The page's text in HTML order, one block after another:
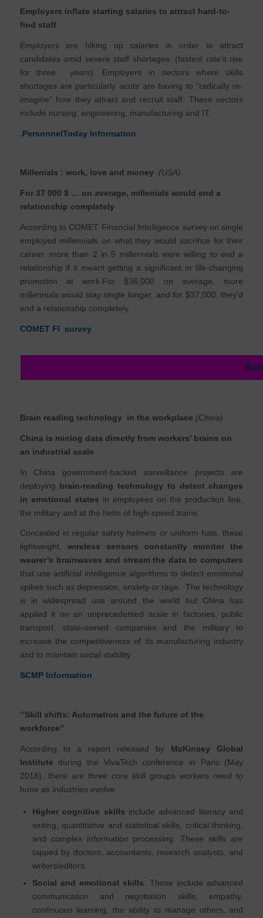
Employers inflate starting salaries to attract hard-to-
find staff
Employers are hiking up salaries in order to attract
candidates amid severe staff shortages. (fastest rate’s rise
for three years). Employers in sectors where skills
shortages are particularly acute are having to “radically re-
imagine” how they attract and recruit staff. These sectors
include nursing, engineering, manufacturing and IT.
.PersonnelToday Information
Millenials : work, love and money (USA)
For 37 000 $ … on average, millenials would end a
relationship completely
According to COMET Financial Intelligence survey on single
employed millennials on what they would sacrifice for their
career. more than 2 in 5 millennials were willing to end a
relationship if it meant getting a significant or life-changing
promotion at work.For $36,000 on average, more
millennials would stay single longer, and for $37,000, they’d
end a relationship completely
COMET FI survey
Brain reading technology in the workplace (China)
China is mining data directly from workers’ brains on
an industrial scale
In China government-backed surveillance projects are
deploying brain-reading technology to detect changes
in emotional states in employees on the production line,
the military and at the helm of high-speed trains.
Concealed in regular safety helmets or uniform hats, these
lightweight, wireless sensors constantly monitor the
wearer’s brainwaves and stream the data to computers
that use artificial intelligence algorithms to detect emotional
spikes such as depression, anxiety or rage. The technology
is in widespread use around the world but China has
applied it on an unprecedented scale in factories, public
transport, state-owned companies and the military to
increase the competitiveness of its manufacturing industry
and to maintain social stability.
SCMP Information
‘’Skill shifts: Automation and the future of the
workforce’’
According to a report released by McKinsey Global
Institute during the VivaTech conference in Paris (May
2018), there are three core skill groups workers need to
hone as industries evolve.
Higher cognitive skills include advanced literacy and
writing, quantitative and statistical skills, critical thinking,
and complex information processing. These skills are
tapped by doctors, accountants, research analysts, and
writers/editors.
Social and emotional skills . These include advanced
communication and negotiation skills, empathy,
continuous learning, the ability to manage others, and